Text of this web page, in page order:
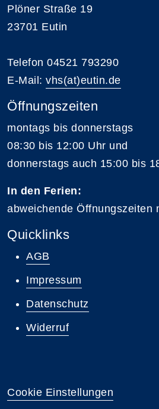
Plöner Straße 19
23701 Eutin
Telefon 04521 793290
E-Mail: vhs(at)eutin.de
Öffnungszeiten
montags bis donnerstags
08:30 bis 12:00 Uhr und
donnerstags auch 15:00 bis
In den Ferien:
abweichende Öffnungszeiten
Quicklinks
AGB
Impressum
Datenschutz
Widerruf
Cookie Einstellungen